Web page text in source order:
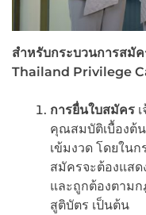
สำหรับกระบวนการสมั
Thailand Privilege
การยื่นใบสมัคร
คุณสมบัติเบื้องต้
เข้มงวด โดยใน
สมัครจะต้องแส
และถูกต้องตาม
สูติบัตร เป็นต้น